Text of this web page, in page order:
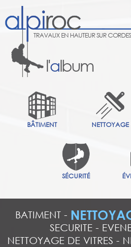
TRAVAUX EN HAUTEUR SUR CORDES
l'album
BÂTIMENT NETTOYAGE
SÉCURITÉ
BATIMENT-
SECURITE -
NETTOYAGE DE VITRES -